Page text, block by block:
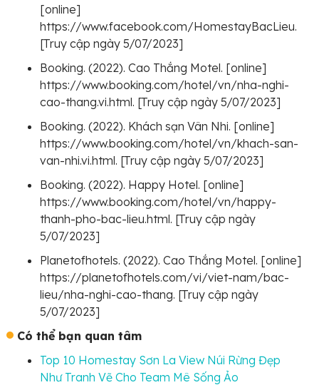
[online]
https://www.facebook.com/HomestayBacLieu.
[Truy cập ngày 5/07/2023]
Booking. (2022). Cao Thắng Motel. [online]
https://www.booking.com/hotel/vn/nha-nghi-
cao-thang.vi.html. [Truy cập ngày 5/07/2023]
Booking. (2022). Khách sạn Vân Nhi. [online]
https://www.booking.com/hotel/vn/khach-san-
van-nhi.vi.html. [Truy cập ngày 5/07/2023]
Booking. (2022). Happy Hotel. [online]
https://www.booking.com/hotel/vn/happy-
thanh-pho-bac-lieu.html. [Truy cập ngày
5/07/2023]
Planetofhotels. (2022). Cao Thắng Motel. [online]
https://planetofhotels.com/vi/viet-nam/bac-
lieu/nha-nghi-cao-thang. [Truy cập ngày
5/07/2023]
Có thể bạn quan tâm
Top 10 Homestay Sơn La View Núi Rừng Đẹp
Như Tranh Vẽ Cho Team Mê Sống Ảo